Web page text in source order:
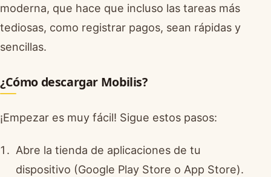
moderna, que hace que incluso las tareas más
tediosas, como registrar pagos, sean rápidas y
sencillas.
¿Cómo descargar Mobilis?
¡Empezar es muy fácil! Sigue estos pasos:
Abre la tienda de aplicaciones de tu
dispositivo (Google Play Store o App Store).